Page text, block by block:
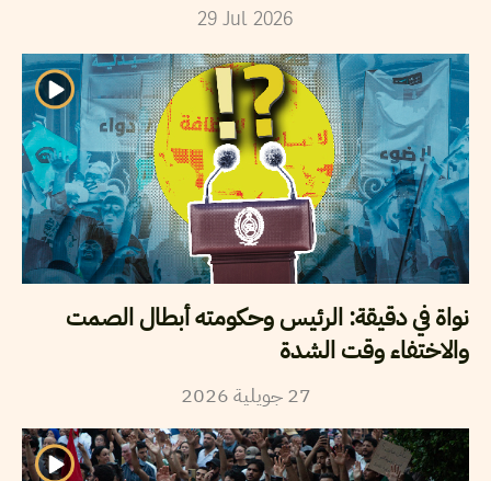
29 Jul 2026
نواة في دقيقة: الرئيس وحكومته أبطال الصمت
والاختفاء وقت الشدة
27 جويلية2026